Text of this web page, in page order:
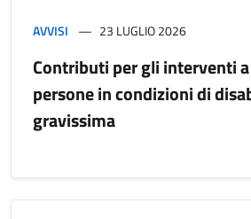
AVVISI 23 LUGLIO 2026
Contributi per gli interventi
persone in condizioni di
gravissima